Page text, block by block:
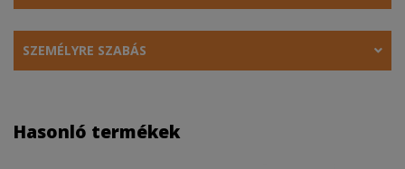
SZEMÉLYRE SZABÁS
Hasonló termékek